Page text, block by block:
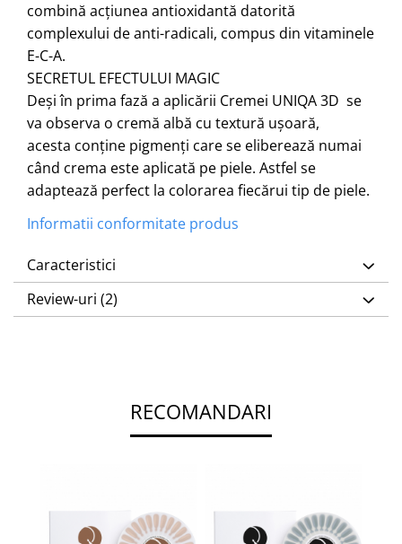
combină acțiunea antioxidantă datorită
complexului de anti-radicali, compus din vitaminele
E-C-A.
SECRETUL EFECTULUI MAGIC
Deși în prima fază a aplicării Cremei UNIQA 3D se
va observa o cremă albă cu textură ușoară,
acesta conține pigmenți care se eliberează numai
când crema este aplicată pe piele. Astfel se
adaptează perfect la colorarea fiecărui tip de piele.
Informatii conformitate produs
Caracteristici
Review-uri (2)
RECOMANDARI